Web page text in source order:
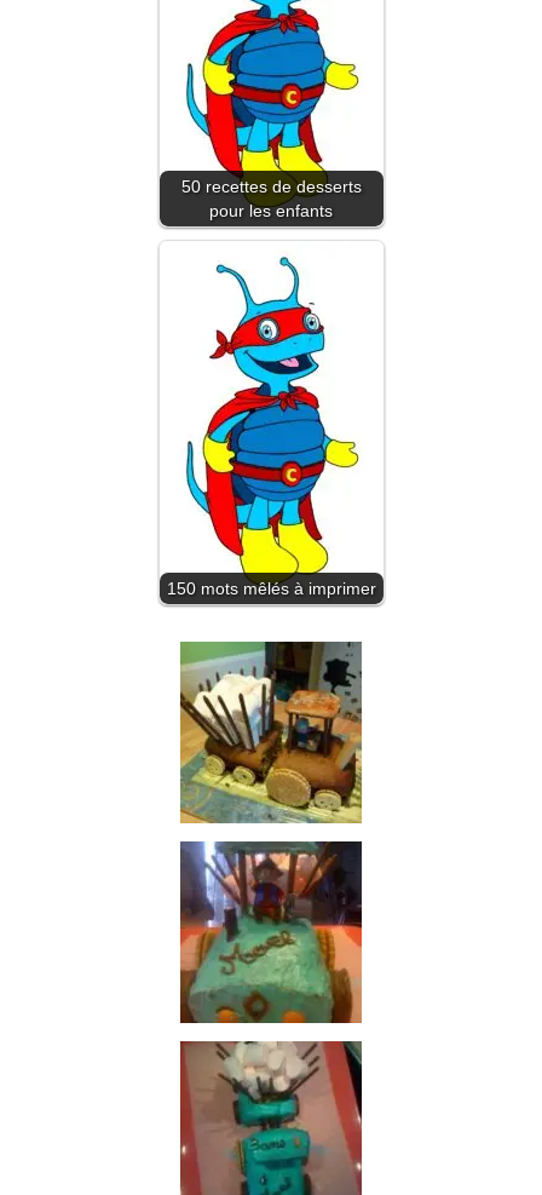
50 recettes de desserts
pour les enfants
150 mots mêlés à imprimer